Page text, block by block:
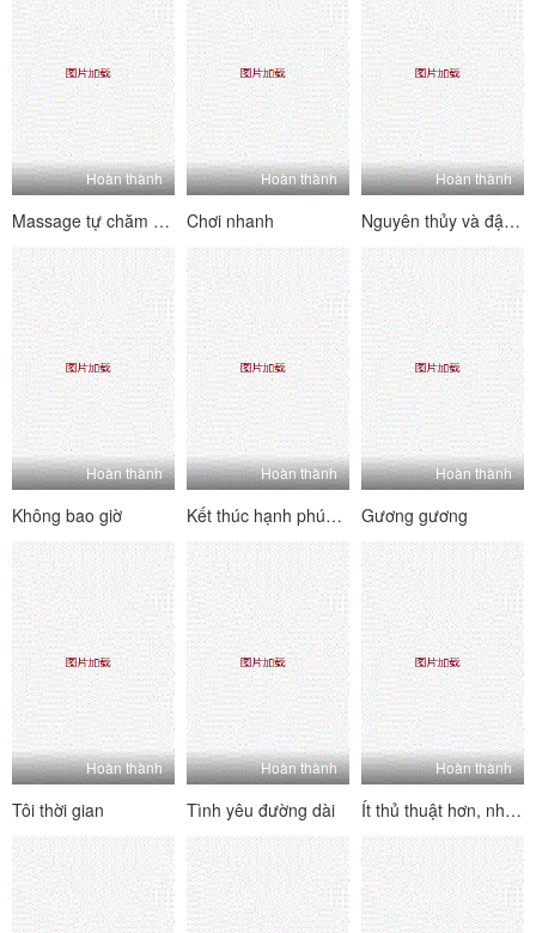
Hoàn thành
Massage tự chăm sóc
Hoàn thành
Chơi nhanh
Hoàn thành
Nguyên thủy và đập mạnh
Hoàn thành
Không bao giờ
Hoàn thành
Kết thúc hạnh phúc đầu tiên của tôi
Hoàn thành
Gương gương
Hoàn thành
Tôi thời gian
Hoàn thành
Tình yêu đường dài
Hoàn thành
Ít thủ thuật hơn, nhiều ngực hơn!